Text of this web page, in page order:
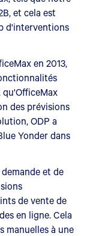
et cela est
d'interventions
en 2013,
qu'OfficeMax
des prévisions
ODP a
Yonder dans
et de
de vente de
en ligne. Cela
manuelles à une